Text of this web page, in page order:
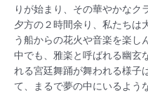
りが始まり、その華やかなク
夕方の２時間余り、私たちは
う船からの花火や音楽を楽し
中でも、雅楽と呼ばれる幽玄
れる宮廷舞踊が舞われる様子
て、まるで夢の中にいるよう